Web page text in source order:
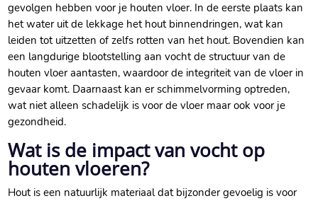
gevolgen hebben voor je houten vloer.​ In de eerste plaats kan
het water uit de lekkage het hout binnendringen, wat kan
leiden tot uitzetten of zelfs rotten van het hout.​ Bovendien kan
een langdurige blootstelling aan vocht de structuur van de
houten vloer aantasten, waardoor de integriteit van de vloer in
gevaar komt.​ Daarnaast kan er schimmelvorming optreden,
wat niet alleen schadelijk is voor de vloer maar ook voor je
gezondheid.​
Wat is de impact van vocht op
houten vloeren?
Hout is een natuurlijk materiaal dat bijzonder gevoelig is voor